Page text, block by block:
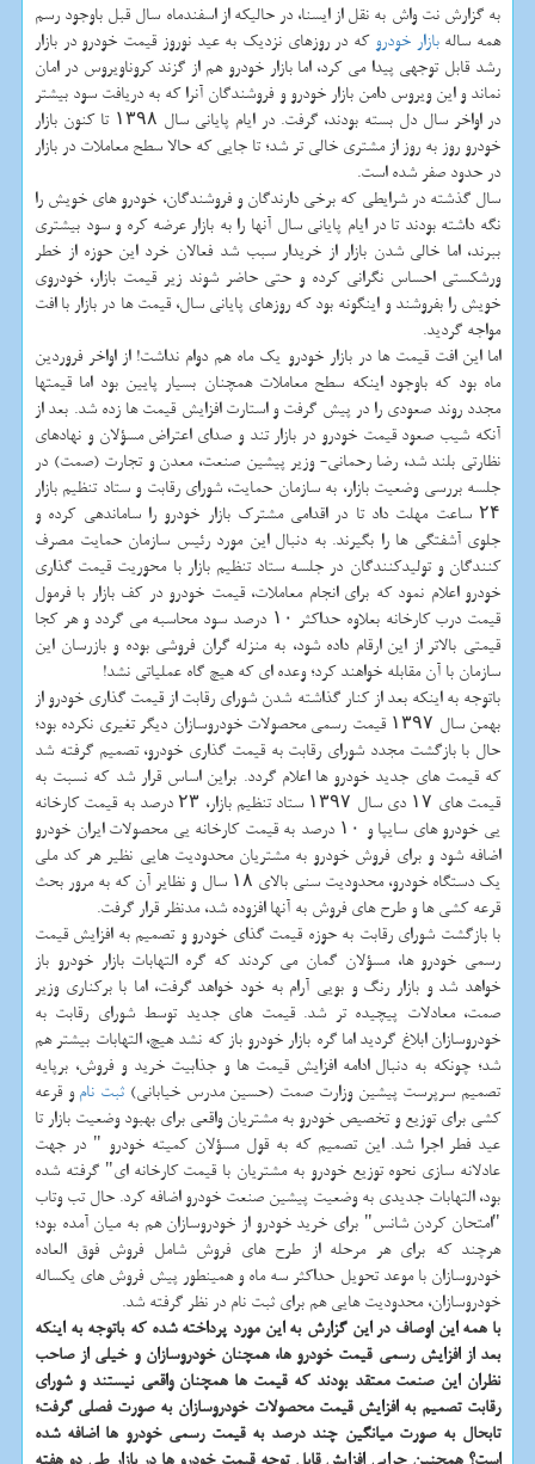
به گزارش نت واش به نقل از ایسنا، در حالیکه از اسفندماه سال قبل باوجود رسم
همه سالهبازار خودرو که در روزهای نزدیک به عید نوروز قیمت خودرو در بازار
رشد قابل توجهی پیدا می کرد، اما بازار خودرو هم از گزند کروناویروس در امان
نماند و این ویروس دامن بازار خودرو و فروشندگان آنرا که به دریافت سود بیشتر
در اواخر سال دل بسته بودند، گرفت. در ایام پایانی سال ۱۳۹۸ تا کنون بازار
خودرو روز به روز از مشتری خالی تر شد؛ تا جایی که حالا سطح معاملات در بازار
در حدود صفر شده است.
سال گذشته در شرایطی که برخی دارندگان و فروشندگان، خودرو های خویش را
نگه داشته بودند تا در ایام پایانی سال آنها را به بازار عرضه کره و سود بیشتری
ببرند، اما خالی شدن بازار از خریدار سبب شد فعالان خرد این حوزه از خطر
ورشکستی احساس نگرانی کرده و حتی حاضر شوند زیر قیمت بازار، خودروی
خویش را بفروشند و اینگونه بود که روزهای پایانی سال، قیمت ها در بازار با افت
مواجه گردید.
اما این افت قیمت ها در بازار خودرو یک ماه هم دوام نداشت! از اواخر فروردین
ماه بود که باوجود اینکه سطح معاملات همچنان بسیار پایین بود اما قیمتها
مجدد روند صعودی را در پیش گرفت و استارت افزایش قیمت ها زده شد. بعد از
آنکه شیب صعود قیمت خودرو در بازار تند و صدای اعتراض مسؤلان و نهادهای
نظارتی بلند شد، رضا رحمانی- وزیر پیشین صنعت، معدن و تجارت (صمت) در
جلسه بررسی وضعیت بازار، به سازمان حمایت، شورای رقابت و ستاد تنظیم بازار
۲۴ ساعت مهلت داد تا در اقدامی مشترک بازار خودرو را ساماندهی کرده و
جلوی آشفتگی ها را بگیرند. به دنبال این مورد رئیس سازمان حمایت مصرف
کنندگان و تولیدکنندگان در جلسه ستاد تنظیم بازار با محوریت قیمت گذاری
خودرو اعلام نمود که برای انجام معاملات، قیمت خودرو در کف بازار با فرمول
قیمت درب کارخانه بعلاوه حداکثر ۱۰ درصد سود محاسبه می گردد و هر کجا
قیمتی بالاتر از این ارقام داده شود، به منزله گران فروشی بوده و بازرسان این
سازمان با آن مقابله خواهند کرد؛ وعده ای که هیچ گاه عملیاتی نشد!
باتوجه به اینکه بعد از کنار گذاشته شدن شورای رقابت از قیمت گذاری خودرو از
بهمن سال ۱۳۹۷ قیمت رسمی محصولات خودروسازان دیگر تغیری نکرده بود؛
حال با بازگشت مجدد شورای رقابت به قیمت گذاری خودرو، تصمیم گرفته شد
که قیمت های جدید خودرو ها اعلام گردد. براین اساس قرار شد که نسبت به
قیمت های ۱۷ دی سال ۱۳۹۷ ستاد تنظیم بازار، ۲۳ درصد به قیمت کارخانه
یی خودرو های سایپا و ۱۰ درصد به قیمت کارخانه یی محصولات ایران خودرو
اضافه شود و برای فروش خودرو به مشتریان محدودیت هایی نظیر هر کد ملی
یک دستگاه خودرو، محدودیت سنی بالای ۱۸ سال و نظایر آن که به مرور بحث
قرعه کشی ها و طرح های فروش به آنها افزوده شد، مدنظر قرار گرفت.
با بازگشت شورای رقابت به حوزه قیمت گذای خودرو و تصمیم به افزایش قیمت
رسمی خودرو ها، مسؤلان گمان می کردند که گره التهابات بازار خودرو باز
خواهد شد و بازار رنگ و بویی آرام به خود خواهد گرفت، اما با برکناری وزیر
صمت، معادلات پیچیده تر شد. قیمت های جدید توسط شورای رقابت به
خودروسازان ابلاغ گردید اما گره بازار خودرو باز که نشد هیچ، التهابات بیشتر هم
شد؛ چونکه به دنبال ادامه افزایش قیمت ها و جذابیت خرید و فروش، برپایه
تصمیم سرپرست پیشین وزارت صمت (حسین مدرس خیابانی) ثبت نامو قرعه
کشی برای توزیع و تخصیص خودرو به مشتریان واقعی برای بهبود وضعیت بازار تا
عید فطر اجرا شد. این تصمیم که به قول مسؤلان کمیته خودرو " در جهت
عادلانه سازی نحوه توزیع خودرو به مشتریان با قیمت کارخانه ای" گرفته شده
بود، التهابات جدیدی به وضعیت پیشین صنعت خودرو اضافه کرد. حال تب وتاب
"امتحان کردن شانس" برای خرید خودرو از خودروسازان هم به میان آمده بود؛
هرچند که برای هر مرحله از طرح های فروش شامل فروش فوق العاده
خودروسازان با موعد تحویل حداکثر سه ماه و همینطور پیش فروش های یکساله
خودروسازان، محدودیت هایی هم برای ثبت نام در نظر گرفته شد.
با همه این اوصاف در این گزارش به این مورد پرداخته شده که باتوجه به اینکه
بعد از افزایش رسمی قیمت خودرو ها، همچنان خودروسازان و خیلی از صاحب
نظران این صنعت معتقد بودند که قیمت ها همچنان واقعی نیستند و شورای
رقابت تصمیم به افزایش قیمت محصولات خودروسازان به صورت فصلی گرفت؛
تابحال به صورت میانگین چند درصد به قیمت رسمی خودرو ها اضافه شده